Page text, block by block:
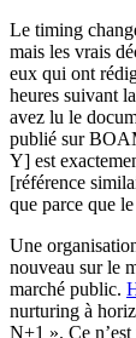
Le timing
mais les vrais
eux qui ont
heures suivant
avez lu le
publié sur
Y] est
[référence
que parce que
Une
nouveau sur le
marché public.
nurturing à
N+1 ». Ce